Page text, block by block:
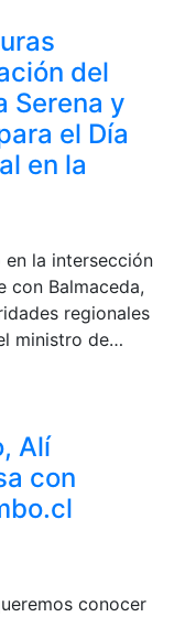
del
Serena y
el Día
en la
la intersección
con Balmaceda,
regionales
ministro de…
Alí
con
conocer